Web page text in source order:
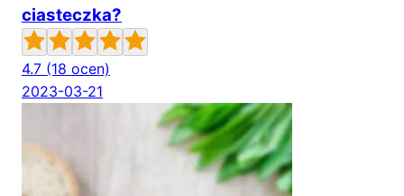
ciasteczka?
4.7 (18 ocen)
2023-03-21